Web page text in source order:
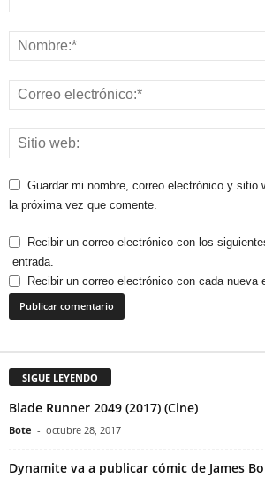
Guardar mi nombre, correo electrónico y sitio
la próxima vez que comente.
Recibir un correo electrónico con los
entrada.
Recibir un correo electrónico con cada nueva
SIGUE LEYENDO
Blade Runner 2049 (2017) (Cine)
Bote - octubre 28, 2017
Dynamite va a publicar cómic de James